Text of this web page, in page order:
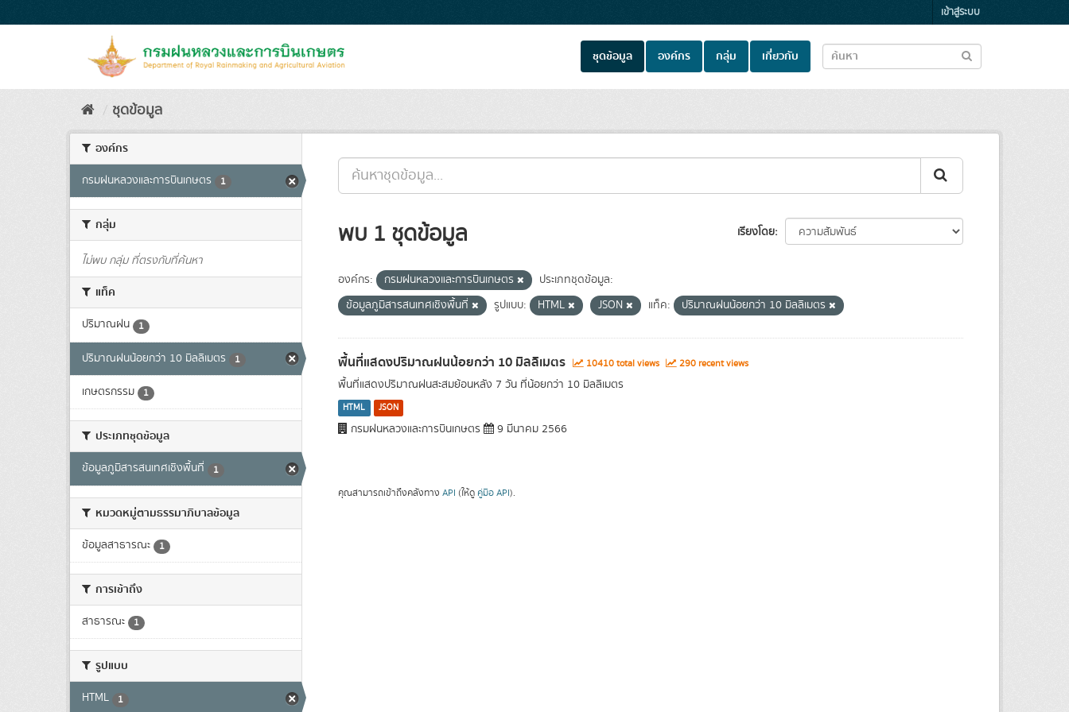
to
เข้าสู่ระบบ
ชุดข้อมูล องค์กร กลุ่ม เกี่ยวกับ
ชุดข้อมูล
องค์กร
กรมฝนหลวงและการบินเกษตร 1
กลุ่ม
ไม่พบ กลุ่ม ที่ตรงกับที่ค้นหา
แท็ค
ปริมาณฝน 1
ปริมาณฝนน้อยกว่า 10 มิลลิเมตร 1
เกษตรกรรม 1
ประเภทชุดข้อมูล
ข้อมูลภูมิสารสนเทศเชิงพื้นที่ 1
หมวดหมู่ตามธรรมาภิบาลข้อมูล
ข้อมูลสาธารณะ 1
การเข้าถึง
สาธารณะ 1
รูปแบบ
HTML 1
เรียงโดย
พบ 1 ชุดข้อมูล
องค์กร: กรมฝนหลวงและการบินเกษตร
ประเภทชุดข้อมูล:
ข้อมูลภูมิสารสนเทศเชิงพื้นที่
รูปแบบ: HTML JSON แท็ค: ปริมาณฝนน้อยกว่า 10 มิลลิเมตร
พื้นที่แสดงปริมาณฝนน้อยกว่า 10 มิลลิเมตร 10410 total views 290 recent views
พื้นที่แสดงปริมาณฝนสะสมย้อนหลัง 7 วัน ที่น้อยกว่า 10 มิลลิเมตร
HTML JSON
กรมฝนหลวงและการบินเกษตร 9 มีนาคม 2566
คุณสามารถเข้าถึงคลังทาง API (ให้ดู คู่มือ API).